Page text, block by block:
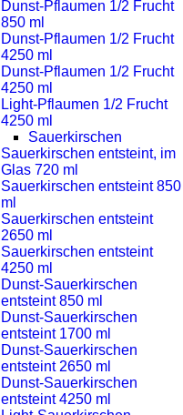
Dunst-Pflaumen 1/2 Frucht
850 ml
Dunst-Pflaumen 1/2 Frucht
4250 ml
Dunst-Pflaumen 1/2 Frucht
4250 ml
Light-Pflaumen 1/2 Frucht
4250 ml
Sauerkirschen
Sauerkirschen entsteint, im
Glas 720 ml
Sauerkirschen entsteint 850
ml
Sauerkirschen entsteint
2650 ml
Sauerkirschen entsteint
4250 ml
Dunst-Sauerkirschen
entsteint 850 ml
Dunst-Sauerkirschen
entsteint 1700 ml
Dunst-Sauerkirschen
entsteint 2650 ml
Dunst-Sauerkirschen
entsteint 4250 ml